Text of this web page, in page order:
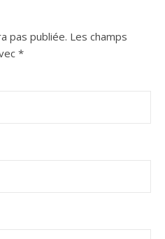
pas publiée. Les champs
*